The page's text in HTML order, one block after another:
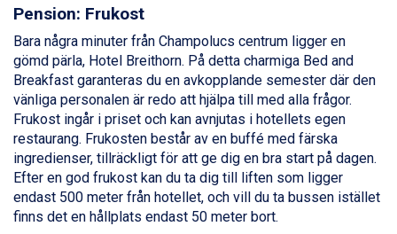
Livigno från 5.595 kr.
Ponte di Legno från 7.395 kr.
Alleghe från 8.545 kr.
Bad Gastein från 6.295 kr.
Sauze dOulx från 6.145 kr.
Arabba från 11.045 kr.
La Thuile från 7.045 kr.
Cervinia från 8.245 kr.
Sölden från 12.995 kr.
Bad Hofgastein från 8.595 kr.
Passo Tonale från 5.895 kr.
Saalbach från 9.445 kr.
Pension: Frukost
Bara några minuter från Champolucs centrum ligger en
gömd pärla, Hotel Breithorn. På detta charmiga Bed and
Breakfast garanteras du en avkopplande semester där den
vänliga personalen är redo att hjälpa till med alla frågor.
Frukost ingår i priset och kan avnjutas i hotellets egen
restaurang. Frukosten består av en buffé med färska
ingredienser, tillräckligt för att ge dig en bra start på dagen.
Efter en god frukost kan du ta dig till liften som ligger
endast 500 meter från hotellet, och vill du ta bussen istället
finns det en hållplats endast 50 meter bort.